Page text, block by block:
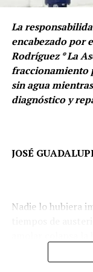
Con descuentos
NO TE LO PIERDAS
Isaac Montoya
para la
Este resultado
que registraron
percepción de
referencia y
años, de acuerdo
La
encabezado por
Rodríguez * La
fraccionamiento
sin agua
diagnóstico y
JOSÉ
Nadie lo hubiera